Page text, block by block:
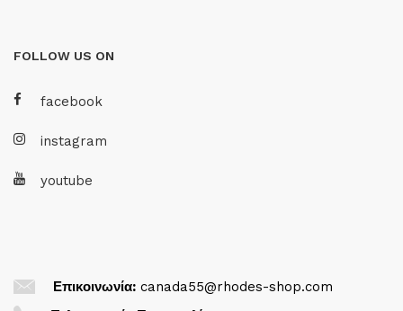
FOLLOW US ON
facebook
instagram
youtube
Επικοινωνία: canada55@rhodes-shop.com